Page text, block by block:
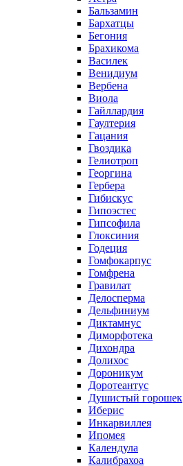
Бальзамин
Бархатцы
Бегония
Брахикома
Василек
Венидиум
Вербена
Виола
Гайллардия
Гаултерия
Гацания
Гвоздика
Гелиотроп
Георгина
Гербера
Гибискус
Гипоэстес
Гипсофила
Глоксиния
Годеция
Гомфокарпус
Гомфрена
Гравилат
Делосперма
Дельфиниум
Диктамнус
Диморфотека
Дихондра
Долихос
Дороникум
Доротеантус
Душистый горошек
Иберис
Инкарвиллея
Ипомея
Календула
Калибрахоа